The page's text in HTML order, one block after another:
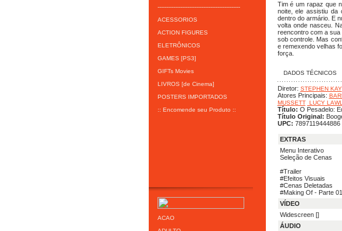
-----------------------------------------------
ACESSORIOS
ACTION FIGURES
ELETRÔNICOS
GAMES [PS3]
GIFTs Movies
LIVROS [de Cinema]
POSTERS IMPORTADOS
:: Encomende seu Produto ::
ACAO
Tim é um rapaz que
noite, ele assistiu da
dentro do armário. E
volta onde nasceu.
reencontro com a sua
sob controle. Mas
e remexendo velhas
força.
DADOS TÉCNICOS
Diretor: STEPHEN KAY
Atores Principais:
MUSSETT LUCY
Título: O Pesadelo:
Título Original:
UPC: 7897119444886
EXTRAS
Menu Interativo
Seleção de Cenas
#Trailer
#Efeitos Visuais
#Cenas Deletadas
#Making Of - Parte
VÍDEO
Widescreen []
ÁUDIO